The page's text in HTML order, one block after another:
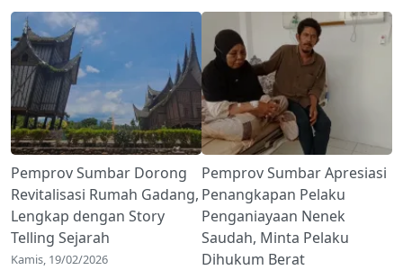
Pemprov Sumbar Dorong
Revitalisasi Rumah Gadang,
Lengkap dengan Story
Telling Sejarah
Kamis, 19/02/2026
Pemprov Sumbar Apresiasi
Penangkapan Pelaku
Penganiayaan Nenek
Saudah, Minta Pelaku
Dihukum Berat